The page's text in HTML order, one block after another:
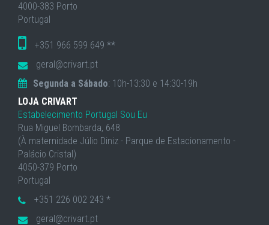
4000-383 Porto
Portugal
+351 966 599 649 **
geral@crivart.pt
Segunda a Sábado: 10h-13:30 e 14:30-19h
LOJA CRIVART
Estabelecimento Portugal Sou Eu
Rua Miguel Bombarda, 648
(À maternidade Júlio Diniz - Parque de Estacionamento -
Palácio Cristal)
4050-379 Porto
Portugal
+351 226 002 243 *
geral@crivart.pt